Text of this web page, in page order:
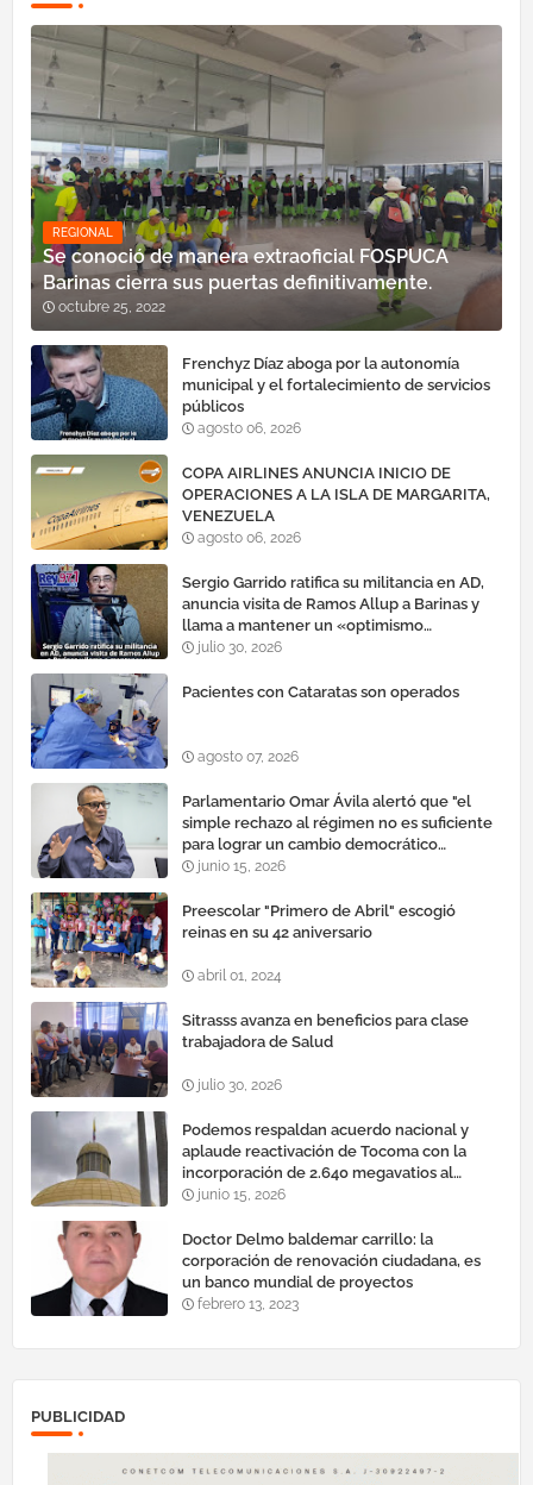
REGIONAL
Se conoció de manera extraoficial FOSPUCA
Barinas cierra sus puertas definitivamente.
octubre 25, 2022
Frenchyz Díaz aboga por la autonomía
municipal y el fortalecimiento de servicios
públicos
agosto 06, 2026
COPA AIRLINES ANUNCIA INICIO DE
OPERACIONES A LA ISLA DE MARGARITA,
VENEZUELA
agosto 06, 2026
Sergio Garrido ratifica su militancia en AD,
anuncia visita de Ramos Allup a Barinas y
llama a mantener un «optimismo
cauteloso»
julio 30, 2026
Pacientes con Cataratas son operados
agosto 07, 2026
Parlamentario Omar Ávila alertó que "el
simple rechazo al régimen no es suficiente
para lograr un cambio democrático
efectivo"
junio 15, 2026
Preescolar "Primero de Abril" escogió
reinas en su 42 aniversario
abril 01, 2024
Sitrasss avanza en beneficios para clase
trabajadora de Salud
julio 30, 2026
Podemos respaldan acuerdo nacional y
aplaude reactivación de Tocoma con la
incorporación de 2.640 megavatios al
sistema eléctrico nacional
junio 15, 2026
Doctor Delmo baldemar carrillo: la
corporación de renovación ciudadana, es
un banco mundial de proyectos
febrero 13, 2023
PUBLICIDAD